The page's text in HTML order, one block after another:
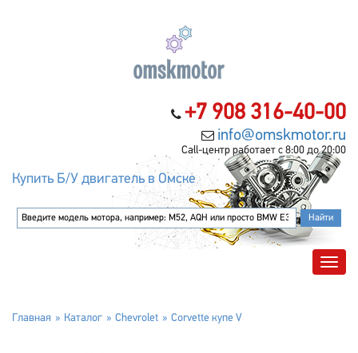
+7 908 316-40-00
info@omskmotor.ru
Call-центр работает с 8:00 до 20:00
Купить Б/У двигатель в Омске
Главная Каталог Chevrolet Corvette купе V